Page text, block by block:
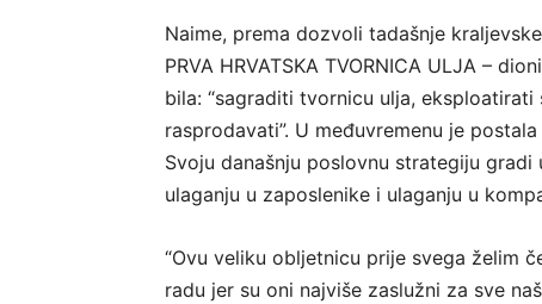
Naime, prema dozvoli tadašnje
PRVA HRVATSKA TVORNICA ULJA –
bila: “sagraditi tvornicu ulja,
rasprodavati”. U međuvremenu je
Svoju današnju poslovnu strategiju
ulaganju u zaposlenike i ulaganju u
“Ovu veliku obljetnicu prije svega želim
radu jer su oni najviše zaslužni za sve